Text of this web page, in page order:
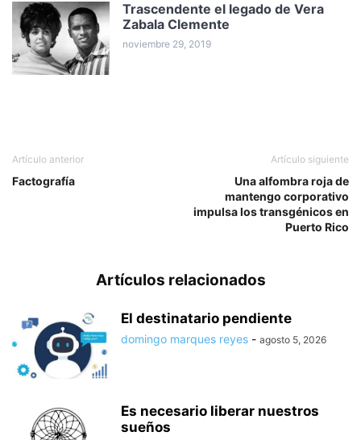
Trascendente el legado de Vera
Zabala Clemente
noviembre 29, 2019
Artículo anterior
Factografía
Artículo siguiente
Una alfombra roja de
mantengo corporativo
impulsa los transgénicos en
Puerto Rico
Artículos relacionados
El destinatario pendiente
domingo marques reyes - agosto 5, 2026
Es necesario liberar nuestros
sueños